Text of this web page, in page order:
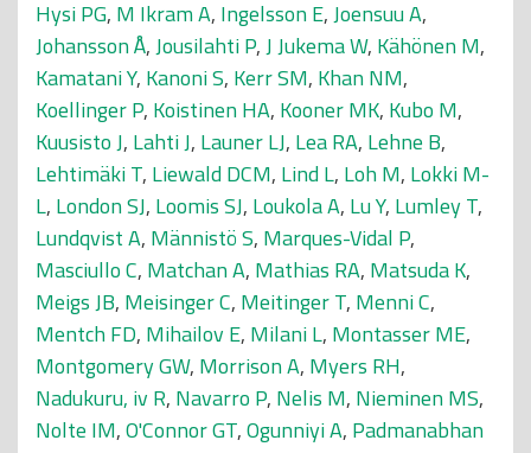
Hysi PG, M Ikram A, Ingelsson E,Joensuu A,
Johansson Å,Jousilahti P,J Jukema W, Kähönen M,
Kamatani Y, Kanoni S, Kerr SM, Khan NM,
Koellinger P, Koistinen HA, Kooner MK, Kubo M,
Kuusisto J, Lahti J, Launer LJ, Lea RA, Lehne B,
Lehtimäki T, Liewald DCM, Lind L, Loh M, Lokki M-
L, London SJ, Loomis SJ, Loukola A, Lu Y, Lumley T,
Lundqvist A, Männistö S, Marques-Vidal P,
Masciullo C, Matchan A, Mathias RA, Matsuda K,
Meigs JB, Meisinger C, Meitinger T, Menni C,
Mentch FD, Mihailov E, Milani L, Montasser ME,
Montgomery GW, Morrison A, Myers RH,
Nadukuru, iv R, Navarro P, Nelis M, Nieminen MS,
Nolte IM,O'Connor GT,Ogunniyi A, Padmanabhan